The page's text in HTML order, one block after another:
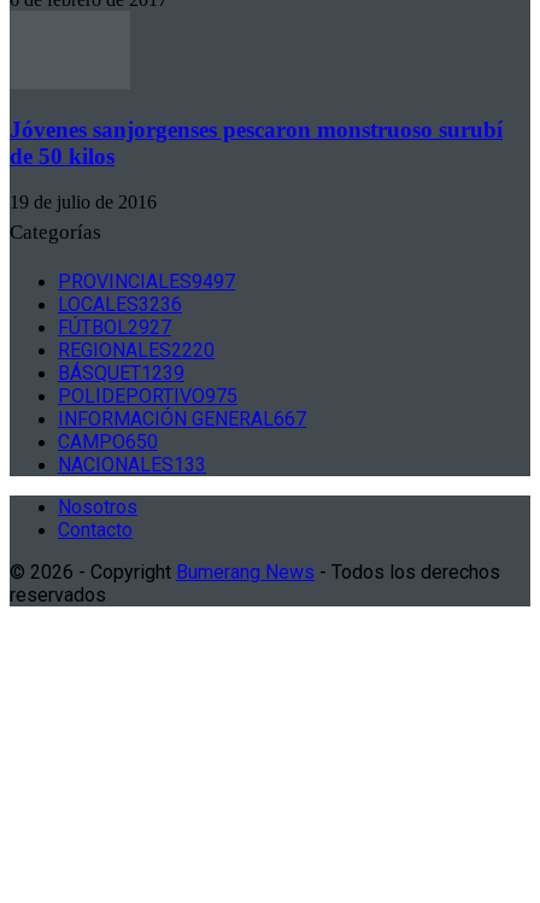
Jóvenes sanjorgenses pescaron monstruoso surubí
de 50 kilos
19 de julio de 2016
Categorías
PROVINCIALES9497
LOCALES3236
FÚTBOL2927
REGIONALES2220
BÁSQUET1239
POLIDEPORTIVO975
INFORMACIÓN GENERAL667
CAMPO650
NACIONALES133
Nosotros
Contacto
© 2026 - Copyright Bumerang News - Todos los derechos
reservados